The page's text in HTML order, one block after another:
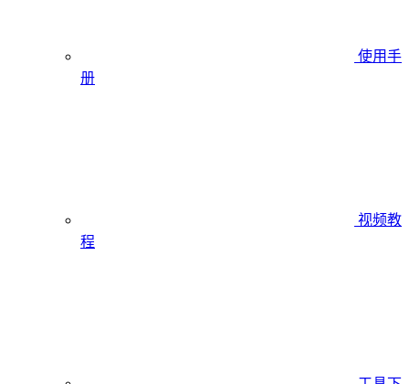
使用手
册
视频教
程